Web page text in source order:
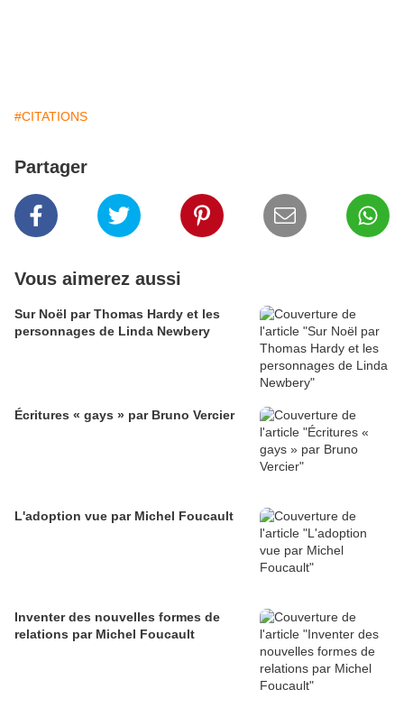
#CITATIONS
Partager
Vous aimerez aussi
Sur Noël par Thomas Hardy et les
personnages de Linda Newbery
Écritures « gays » par Bruno Vercier
L'adoption vue par Michel Foucault
Inventer des nouvelles formes de
relations par Michel Foucault